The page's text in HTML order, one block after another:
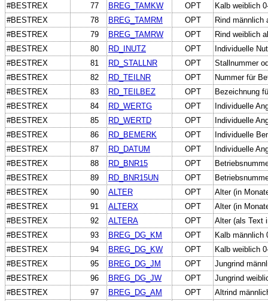
#BESTREX
77 BREG_TAMKW OPT
Kalb weiblich
#BESTREX
78 BREG_TAMRM OPT
Rind männlich
#BESTREX
79 BREG_TAMRW OPT
Rind weiblich
#BESTREX
80 RD_INUTZ OPT
Individuelle
#BESTREX
81 RD_STALLNR OPT
Stallnummer
#BESTREX
82 RD_TEILNR OPT
Nummer für
#BESTREX
83 RD_TEILBEZ OPT
Bezeichnung
#BESTREX
84 RD_WERTG OPT
Individuelle
#BESTREX
85 RD_WERTD OPT
Individuelle
#BESTREX
86 RD_BEMERK OPT
Individuelle
#BESTREX
87 RD_DATUM OPT
Individuelle
#BESTREX
88 RD_BNR15 OPT
#BESTREX
89 RD_BNR15UN OPT
#BESTREX
90 ALTER OPT
Alter (in
#BESTREX
91 ALTERX OPT
Alter (in
#BESTREX
92 ALTERA OPT
Alter (als Text
#BESTREX
93 BREG_DG_KM OPT
Kalb männlich
#BESTREX
94 BREG_DG_KW OPT
Kalb weiblich
#BESTREX
95 BREG_DG_JM OPT
Jungrind
#BESTREX
96 BREG_DG_JW OPT
Jungrind
#BESTREX
97 BREG_DG_AM OPT
Altrind